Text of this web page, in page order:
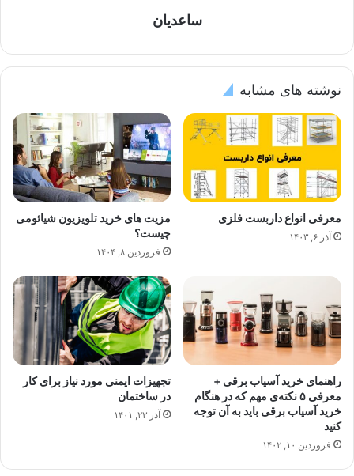
ساعدیان
نوشته های مشابه
معرفی انواع داربست فلزی
آذر ۶, ۱۴۰۳
مزیت های خرید تلویزیون شیائومی
چیست؟
فروردین ۸, ۱۴۰۴
راهنمای خرید آسیاب برقی +
معرفی ۵ نکته‌ی مهم که در هنگام
خرید آسیاب برقی باید به آن توجه
کنید
فروردین ۱۰, ۱۴۰۲
تجهیزات ایمنی مورد نیاز برای کار
در ساختمان
آذر ۲۳, ۱۴۰۱